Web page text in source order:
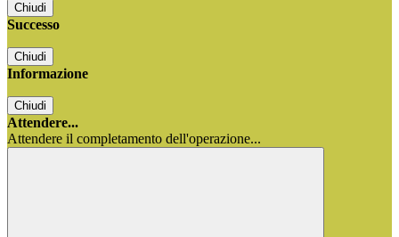
Chiudi
Successo
Chiudi
Informazione
Chiudi
Attendere...
Attendere il completamento dell'operazione...